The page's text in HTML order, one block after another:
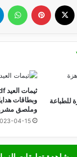
فيسبوك بينتيريست
للطباعة
وبطاقات
وملصق
04-15